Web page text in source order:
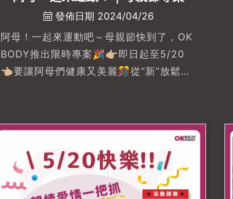
發佈日期 2024/04/26
阿母！一起來運動吧～母親節快到了，OK
BODY推出限時專案🎉👉🏼即日起至5/20
👈🏼要讓阿母們健康又美麗🎊從“新”放鬆新
起來新舊生皆享，活動期間內購買【私人
教練課程】買20堂，即贈1堂教練課＋3次
筋膜放鬆買30堂，即贈2堂教練課＋3次筋
膜放鬆🔥限時專案！即日起至5/20🔥🔥
限時專案！即日起至5/20🔥🔥限時專案！